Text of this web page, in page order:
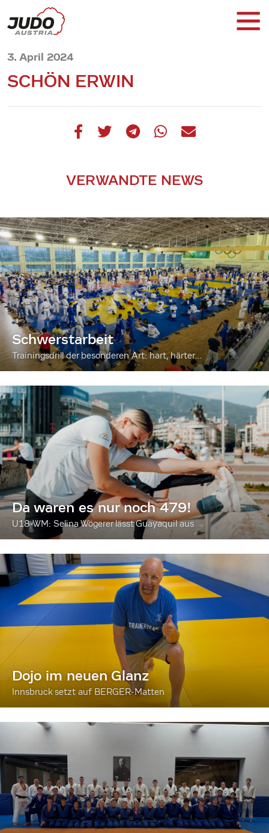
3. April 2024
SCHÖN ERWIN
VERWANDTE NEWS
Schwerstarbeit
Trainingsdrill der besonderen Art: hart, härter...
Da waren es nur noch 479!
U18-WM: Selina Wögerer lässt Guayaquil aus
Dojo im neuen Glanz
Innsbruck setzt auf BERGER-Matten